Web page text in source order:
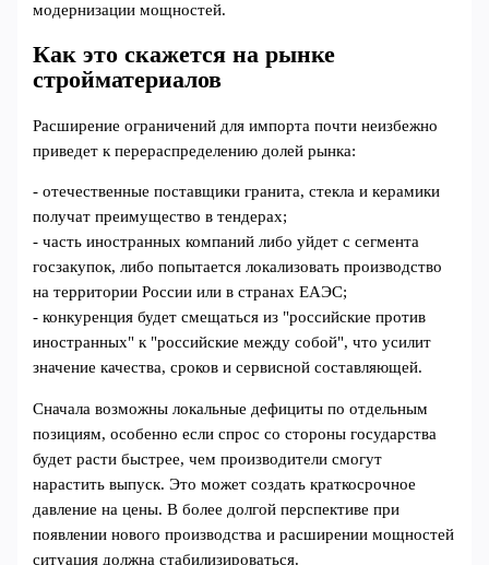
модернизации мощностей.
Как это скажется на рынке
стройматериалов
Расширение ограничений для импорта почти неизбежно
приведет к перераспределению долей рынка:
- отечественные поставщики гранита, стекла и керамики
получат преимущество в тендерах;
- часть иностранных компаний либо уйдет с сегмента
госзакупок, либо попытается локализовать производство
на территории России или в странах ЕАЭС;
- конкуренция будет смещаться из "российские против
иностранных" к "российские между собой", что усилит
значение качества, сроков и сервисной составляющей.
Сначала возможны локальные дефициты по отдельным
позициям, особенно если спрос со стороны государства
будет расти быстрее, чем производители смогут
нарастить выпуск. Это может создать краткосрочное
давление на цены. В более долгой перспективе при
появлении нового производства и расширении мощностей
ситуация должна стабилизироваться.